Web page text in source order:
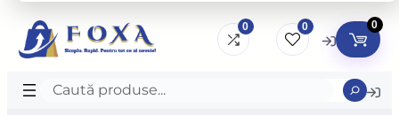
0 0 0
Caută